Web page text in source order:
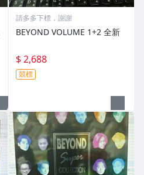
請多多下標，謝謝
BEYOND VOLUME 1+2 全新
$ 2,688
競標